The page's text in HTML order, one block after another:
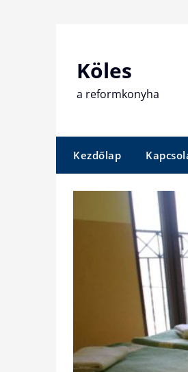
Köles
a reformkonyha
Kezdőlap